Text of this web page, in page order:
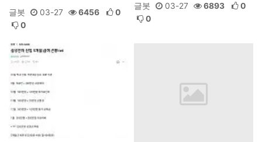
글봇 03-27 6456
0
0
글봇 03-27 6893
0
0